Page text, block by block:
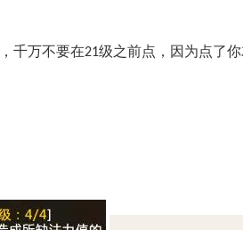
，千万不要在21级之前点，因为点了你